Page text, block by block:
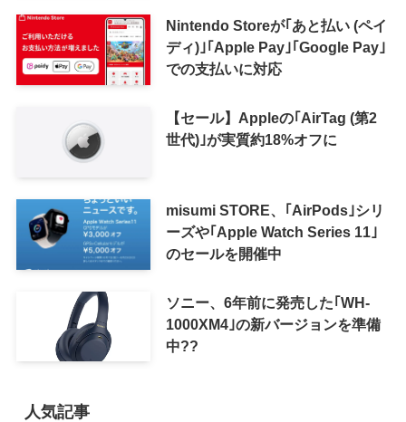
Nintendo Storeが｢あと払い (ペイ
ディ)｣｢Apple Pay｣｢Google Pay｣
での支払いに対応
【セール】Appleの｢AirTag (第2
世代)｣が実質約18%オフに
misumi STORE、｢AirPods｣シリ
ーズや｢Apple Watch Series 11｣
のセールを開催中
ソニー、6年前に発売した｢WH-
1000XM4｣の新バージョンを準備
中??
人気記事